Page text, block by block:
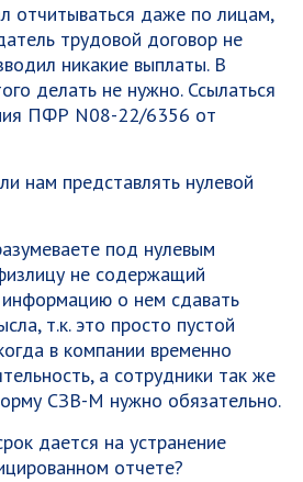
отчитываться даже по лицам,
трудовой договор не
никакие выплаты. В
делать не нужно. Ссылаться
ПФР N08-22/6356 от
нам представлять нулевой
под нулевым
не содержащий
о нем сдавать
т.к. это просто пустой
в компании временно
а сотрудники так же
СЗВ-М нужно обязательно.
дается на устранение
отчете?